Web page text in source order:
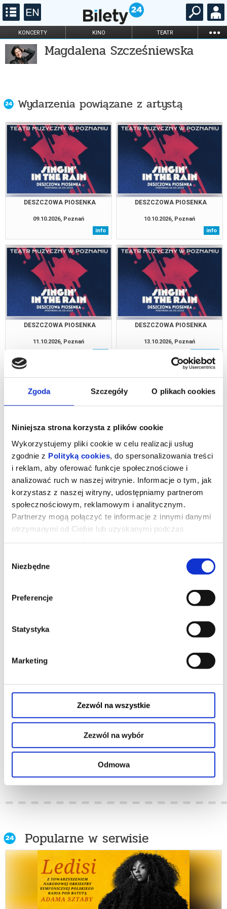
Zgoda Szczegóły O plikach cookies
Niniejsza strona korzysta z plików cookie
Wykorzystujemy pliki cookie w celu realizacji usług
zgodnie z Polityką cookies , do spersonalizowania treści
i reklam, aby oferować funkcje społecznościowe i
analizować ruch w naszej witrynie. Informacje o tym, jak
korzystasz z naszej witryny, udostępniamy partnerom
społecznościowym, reklamowym i analitycznym.
Partnerzy mogą połączyć te informacje z innymi danymi
otrzymanymi od Ciebie lub uzyskanymi podczas
zgody
Niezbędne
Preferencje
Statystyka
Marketing
Zezwól na wszystkie
Zezwól na wybór
Odmowa
KONCERTY KINO TEATR ...
FILHARMONIA OPERA I BALET
STAND-UP
DLA DZIECI
Magdalena Szcześniewska
Wydarzenia powiązane z artystą
DESZCZOWA PIOSENKA
09.10.2026, Poznań
info
DESZCZOWA PIOSENKA
10.10.2026, Poznań
info
DESZCZOWA PIOSENKA
11.10.2026, Poznań
DESZCZOWA PIOSENKA
13.10.2026, Poznań
DESZCZOWA PIOSENKA
14.10.2026, Poznań
info
DESZCZOWA PIOSENKA
15.10.2026, Poznań
kup bilet
DESZCZOWA PIOSENKA DESZCZOWA PIOSENKA
info
REWOLTA
20.11.2026, Poznań
kup bilet
REWOLTA
21.11.2026, Poznań
info
więcej
Popularne w serwisie